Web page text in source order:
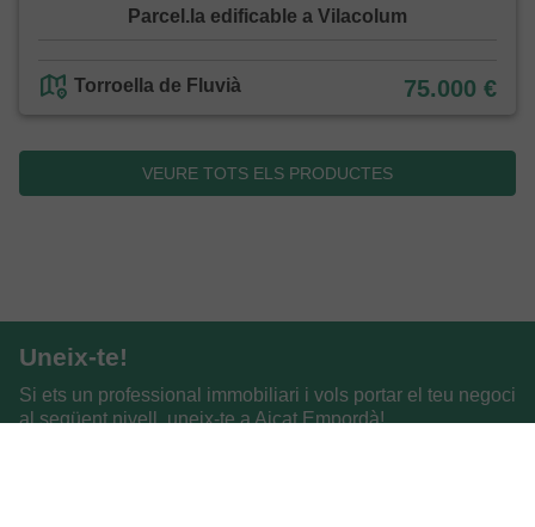
Parcel.la edificable a Vilacolum
Torroella de Fluvià 75.000 €
VEURE TOTS ELS PRODUCTES
Uneix-te!
Si ets un professional immobiliari i vols portar el teu negoci
al següent nivell, uneix-te a Aicat Empordà!